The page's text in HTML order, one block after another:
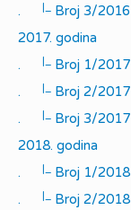
.
|_
Broj 3/2016
2017. godina
.
|_
Broj 1/2017
.
|_
Broj 2/2017
.
|_
Broj 3/2017
2018. godina
.
|_
Broj 1/2018
.
|_
Broj 2/2018